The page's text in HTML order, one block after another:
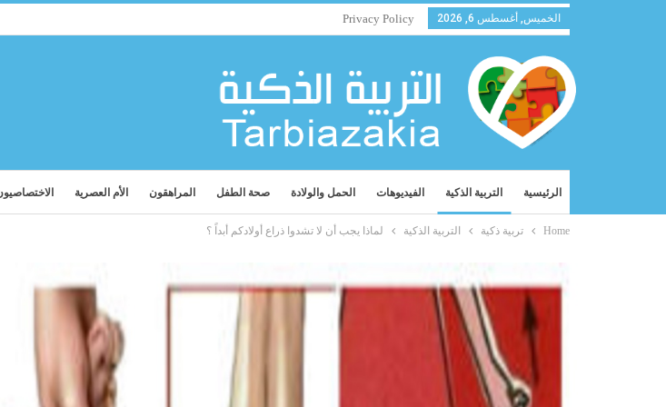
الخميس, أغسطس 6, 2026 Privacy Policy
الرئيسية التربية الذكية الفيديوهات الحمل والولادة صحة الطفل المراهقون الأم العصرية
Home تربية ذكية التربية الذكية لماذا يجب أن لا تشدوا ذراع أولادكم أبداً ؟